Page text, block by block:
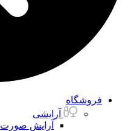
فروشگاه
آرایشی
آرایش صورت